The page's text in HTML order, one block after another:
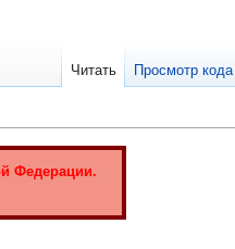
Федерации.
Читать Просмотр кода